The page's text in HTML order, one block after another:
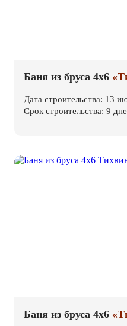
Баня из бруса 4х6
Дата строительства: 13
Срок строительства: 9
Баня из бруса 4х6